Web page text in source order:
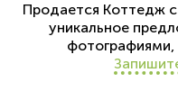
Продается Коттедж
уникальное
фотографиями,